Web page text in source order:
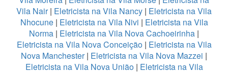
Vila Nair| Eletricista na Vila Nancy | Eletricista na Vila
Nhocune| Eletricista na Vila Nivi | Eletricista na Vila
Norma | Eletricista na Vila Nova Cachoeirinha |
Eletricista na Vila Nova Conceição| Eletricista na Vila
Nova Manchester| Eletricista na Vila Nova Mazzei |
Eletricista na Vila Nova União| Eletricista na Vila